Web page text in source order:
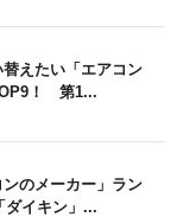
替えたい「エアコン
！ 第1...
ンのメーカー」ラン
イキン」...